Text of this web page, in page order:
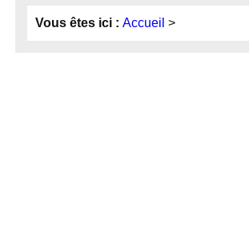
Vous êtes ici : Accueil >